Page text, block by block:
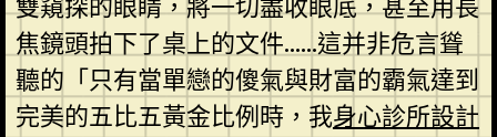
雙窺探的眼睛，將一切盡收眼底，甚至用長
焦鏡頭拍下了桌上的文件……這并非危言聳
聽的「只有當單戀的傻氣與財富的霸氣達到
完美的五比五黃金比例時，我身心診所設計